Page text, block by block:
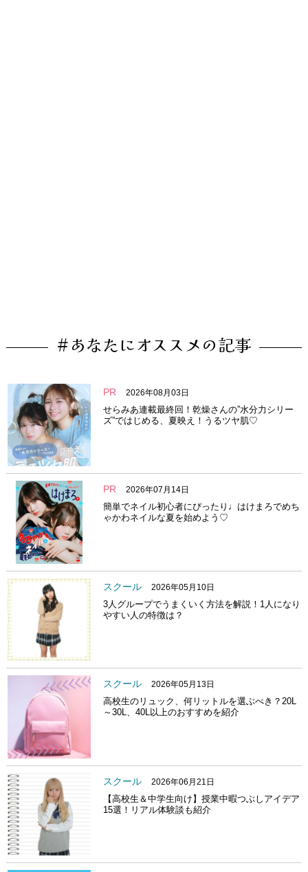
#あなたにオススメの記事
PR 2026年08月03日
せらみあ連載最終回！乾燥さんの”水分力シリー
ズ”ではじめる、夏映え！うるツヤ肌♡
PR 2026年07月14日
簡単でネイル初心者にぴったり♩はけまろでめち
ゃかわネイルな夏を始めよう♡
スクール 2026年05月10日
3人グループでうまくいく方法を解説！1人になり
やすい人の特徴は？
スクール 2026年05月13日
高校生のリュック、何リットルを選ぶべき？20L
～30L、40L以上のおすすめを紹介
スクール 2026年06月21日
【高校生＆中学生向け】授業中暇つぶしアイデア
15選！リアル体験談も紹介